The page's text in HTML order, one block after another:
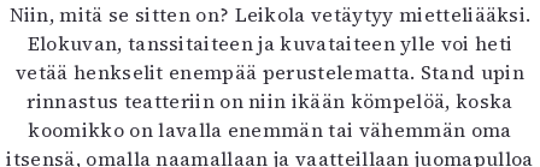
Niin, mitä se sitten on? Leikola vetäytyy mietteliääksi.
Elokuvan, tanssitaiteen ja kuvataiteen ylle voi heti
vetää henkselit enempää perustelematta. Stand upin
rinnastus teatteriin on niin ikään kömpelöä, koska
koomikko on lavalla enemmän tai vähemmän oma
itsensä, omalla naamallaan ja vaatteillaan juomapulloa